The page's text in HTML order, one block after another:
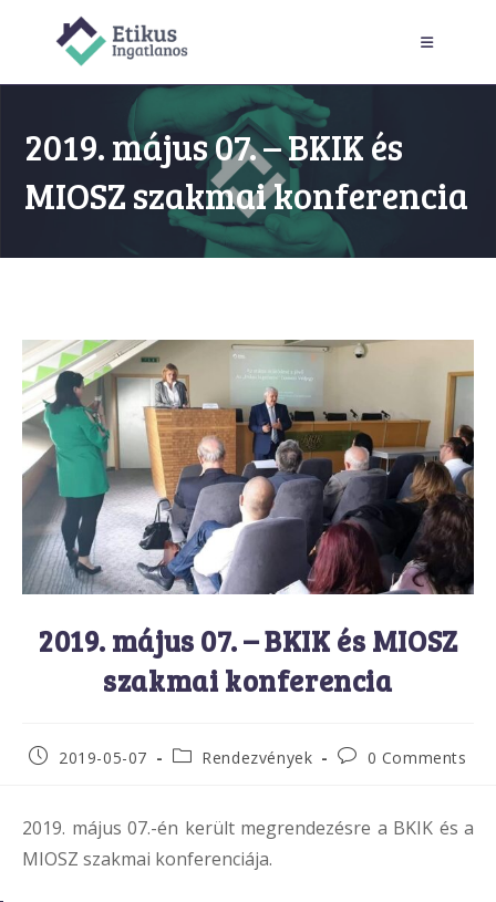
2019. május 07. – BKIK és
MIOSZ szakmai konferencia
2019. május 07. – BKIK és MIOSZ
szakmai konferencia
Post2019-05-07
PostRendezvények
Post0 Comments
2019. május 07.-én került megrendezésre a BKIK és a
MIOSZ szakmai konferenciája.